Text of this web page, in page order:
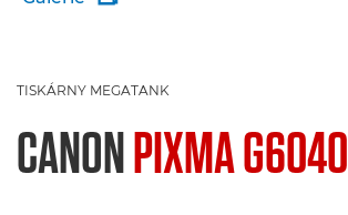
TISKÁRNY MEGATANK
CANONPIXMA G6040